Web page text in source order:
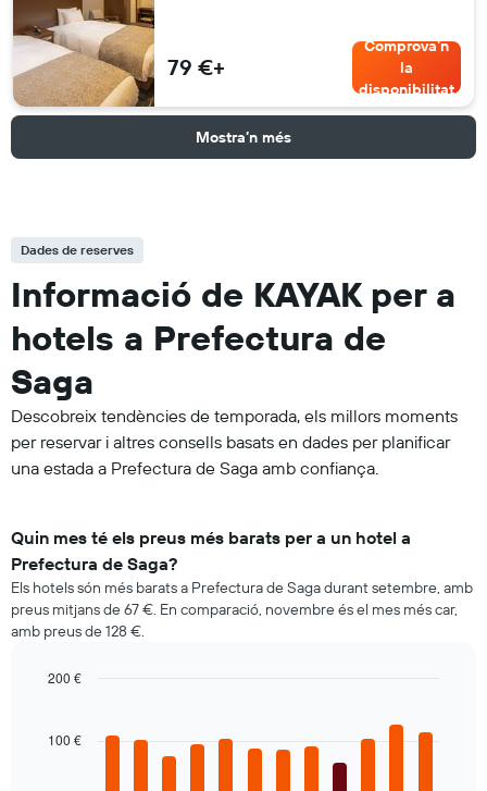
79 €+
Comprova'n
la
disponibilitat
Mostra’n més
Dades de reserves
Informació de KAYAK per a
hotels a Prefectura de
Saga
Descobreix tendències de temporada, els millors moments
per reservar i altres consells basats en dades per planificar
una estada a Prefectura de Saga amb confiança.
Quin mes té els preus més barats per a un hotel a
Prefectura de Saga?
Els hotels són més barats a Prefectura de Saga durant setembre, amb
preus mitjans de 67 €. En comparació, novembre és el mes més car,
amb preus de 128 €.
with
100 €
200 €